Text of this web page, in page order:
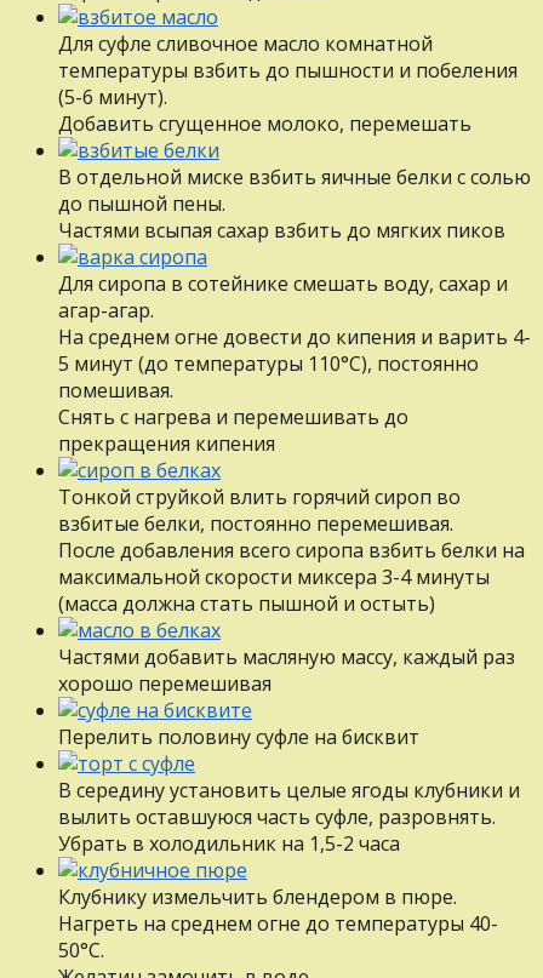
Для суфле сливочное масло комнатной
температуры взбить до пышности и побеления
(5-6 минут).
Добавить сгущенное молоко, перемешать
В отдельной миске взбить яичные белки с солью
до пышной пены.
Частями всыпая сахар взбить до мягких пиков
Для сиропа в сотейнике смешать воду, сахар и
агар-агар.
На среднем огне довести до кипения и варить 4-
5 минут (до температуры 110°С), постоянно
помешивая.
Снять с нагрева и перемешивать до
прекращения кипения
Тонкой струйкой влить горячий сироп во
взбитые белки, постоянно перемешивая.
После добавления всего сиропа взбить белки на
максимальной скорости миксера 3-4 минуты
(масса должна стать пышной и остыть)
Частями добавить масляную массу, каждый раз
хорошо перемешивая
Перелить половину суфле на бисквит
В середину установить целые ягоды клубники и
вылить оставшуюся часть суфле, разровнять.
Убрать в холодильник на 1,5-2 часа
Клубнику измельчить блендером в пюре.
Нагреть на среднем огне до температуры 40-
50°С.